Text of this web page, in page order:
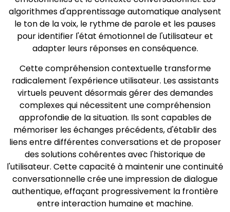
algorithmes d'apprentissage automatique analysent
le ton de la voix, le rythme de parole et les pauses
pour identifier l'état émotionnel de l'utilisateur et
adapter leurs réponses en conséquence.
Cette compréhension contextuelle transforme
radicalement l'expérience utilisateur. Les assistants
virtuels peuvent désormais gérer des demandes
complexes qui nécessitent une compréhension
approfondie de la situation. Ils sont capables de
mémoriser les échanges précédents, d'établir des
liens entre différentes conversations et de proposer
des solutions cohérentes avec l'historique de
l'utilisateur. Cette capacité à maintenir une continuité
conversationnelle crée une impression de dialogue
authentique, effaçant progressivement la frontière
entre interaction humaine et machine.